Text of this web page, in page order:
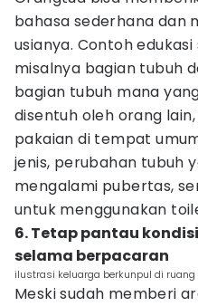
bahasa sederhana dan
usianya. Contoh
misalnya bagian tubuh
bagian tubuh mana
disentuh oleh orang
pakaian di tempat
jenis, perubahan tubuh
mengalami pubertas,
untuk menggunakan
6. Tetap pantau
selama berpacaran
ilustrasi keluarga berkunpul di
Meski sudah memberi